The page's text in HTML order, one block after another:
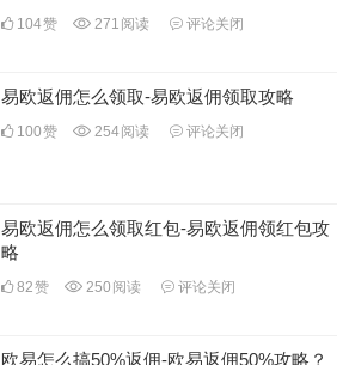
104赞 271 阅读 评论关闭
易欧返佣怎么领取-易欧返佣领取攻略
100赞 254阅读 评论关闭
易欧返佣怎么领取红包-易欧返佣领红包攻
略
82赞 250 阅读 评论关闭
欧易怎么搞50%返佣-欧易返佣50%攻略？